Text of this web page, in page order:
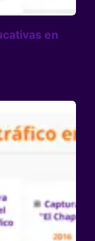
en